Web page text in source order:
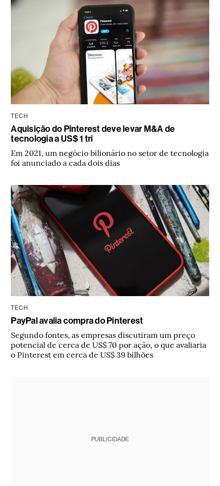
TECH
Aquisição do Pinterest deve levar M&A de
tecnologia a US$ 1 tri
Em 2021, um negócio bilionário no setor de tecnologia
foi anunciado a cada dois dias
TECH
PayPal avalia compra do Pinterest
Segundo fontes, as empresas discutiram um preço
potencial de cerca de US$ 70 por ação, o que avaliaria
o Pinterest em cerca de US$ 39 bilhões
PUBLICIDADE